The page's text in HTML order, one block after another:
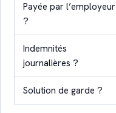
Payée par l’employeur
?
Indemnités
journalières ?
Solution de garde ?